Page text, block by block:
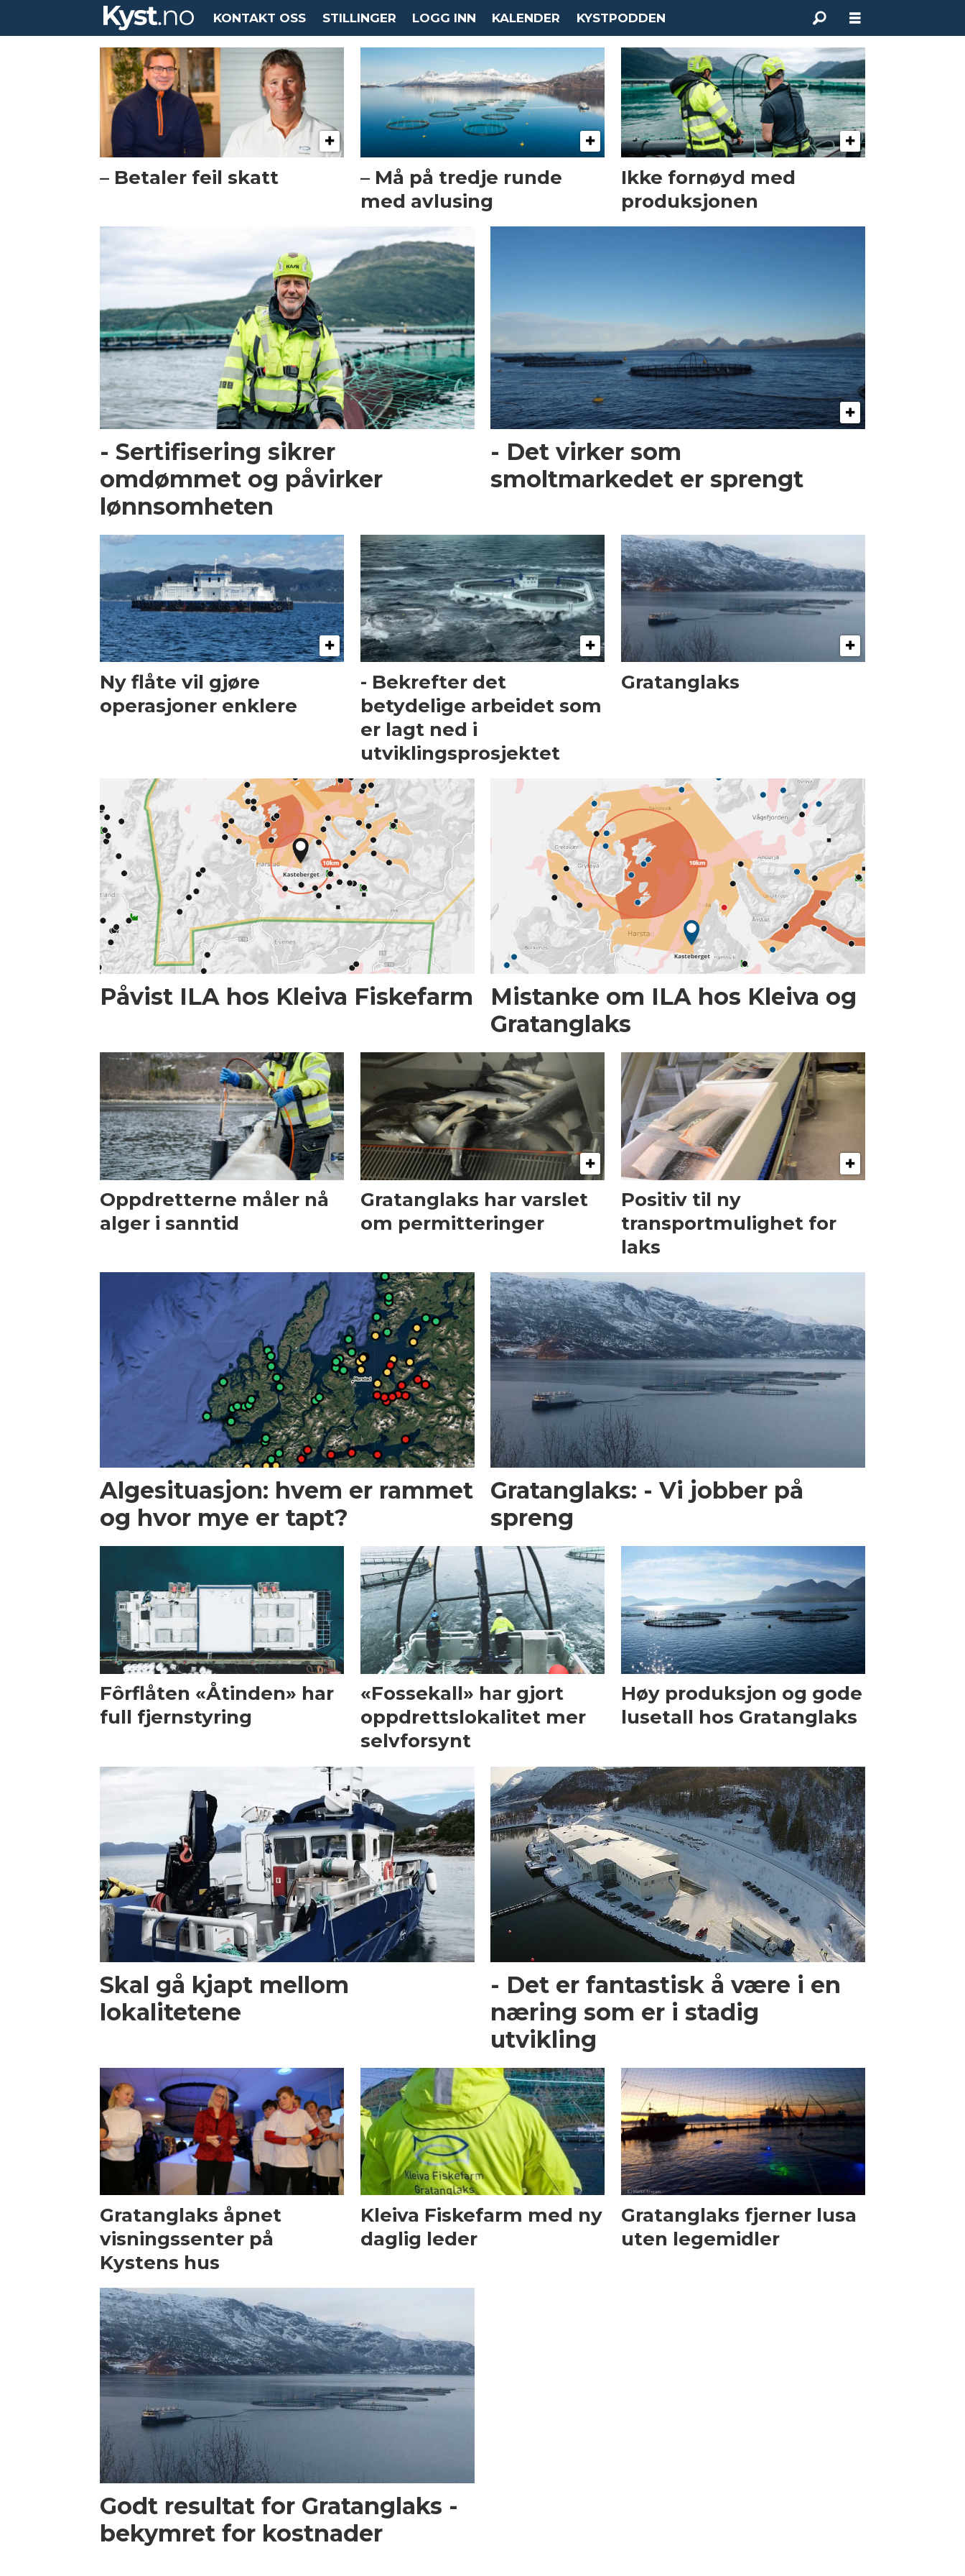
KONTAKT OSS STILLINGER LOGG INN KALENDER KYSTPODDEN
gratanglaks
– Betaler feil skatt
– Må på tredje runde
med avlusing
Ikke fornøyd med
produksjonen
- Sertifisering sikrer
omdømmet og påvirker
lønnsomheten
- Det virker som
smoltmarkedet er sprengt
Ny flåte vil gjøre
operasjoner enklere
- Bekrefter det
betydelige arbeidet som
er lagt ned i
utviklingsprosjektet
Gratanglaks
Påvist ILA hos Kleiva Fiskefarm
Mistanke om ILA hos Kleiva og
Gratanglaks
Oppdretterne måler nå
alger i sanntid
Gratanglaks har varslet
om permitteringer
Positiv til ny
transportmulighet for
laks
Algesituasjon: hvem er rammet
og hvor mye er tapt?
Gratanglaks: - Vi jobber på
spreng
Fôrflåten «Åtinden» har
full fjernstyring
«Fossekall» har gjort
oppdrettslokalitet mer
selvforsynt
Høy produksjon og gode
lusetall hos Gratanglaks
Skal gå kjapt mellom
lokalitetene
- Det er fantastisk å være i en
næring som er i stadig
utvikling
Gratanglaks åpnet
visningssenter på
Kystens hus
Kleiva Fiskefarm med ny
daglig leder
Gratanglaks fjerner lusa
uten legemidler
Godt resultat for Gratanglaks -
bekymret for kostnader